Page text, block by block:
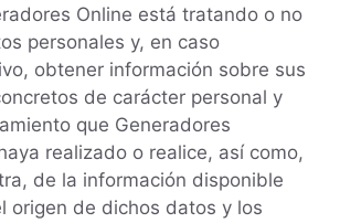
Online está tratando o no
personales y, en caso
obtener información sobre sus
de carácter personal y
que Generadores
realizado o realice, así como,
de la información disponible
origen de dichos datos y los